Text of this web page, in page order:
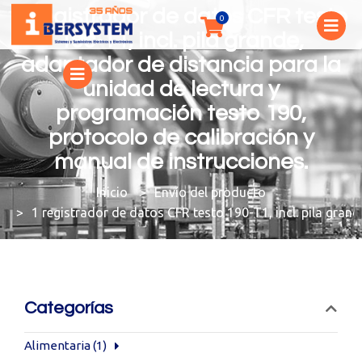
1 registrador de datos CFR testo
190-T1, incl. pila grande,
adaptador de distancia para la
unidad de lectura y
programación testo 190,
protocolo de calibración y
manual de instrucciones.
You are here:
Envío del producto
1 registrador de datos CFR testo 190-T1, incl. pila
Categorías
Alimentaria(1)